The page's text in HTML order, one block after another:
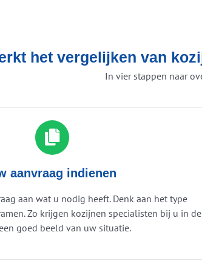
het vergelijken van
In vier stappen naar
aanvraag indienen
aan wat u nodig heeft. Denk aan het type
Zo krijgen kozijnen specialisten bij u in de
goed beeld van uw situatie.